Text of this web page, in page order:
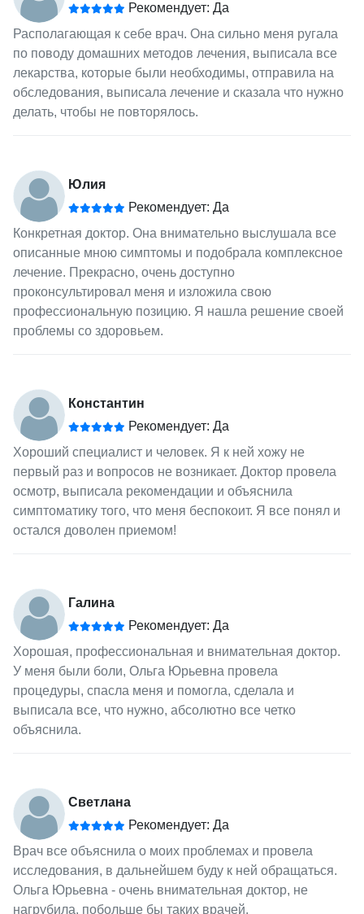
Рекомендует: Да
Располагающая к себе врач. Она сильно меня ругала
по поводу домашних методов лечения, выписала все
лекарства, которые были необходимы, отправила на
обследования, выписала лечение и сказала что нужно
делать, чтобы не повторялось.
Юлия
Рекомендует: Да
Конкретная доктор. Она внимательно выслушала все
описанные мною симптомы и подобрала комплексное
лечение. Прекрасно, очень доступно
проконсультировал меня и изложила свою
профессиональную позицию. Я нашла решение своей
проблемы со здоровьем.
Константин
Рекомендует: Да
Хороший специалист и человек. Я к ней хожу не
первый раз и вопросов не возникает. Доктор провела
осмотр, выписала рекомендации и объяснила
симптоматику того, что меня беспокоит. Я все понял и
остался доволен приемом!
Галина
Рекомендует: Да
Хорошая, профессиональная и внимательная доктор.
У меня были боли, Ольга Юрьевна провела
процедуры, спасла меня и помогла, сделала и
выписала все, что нужно, абсолютно все четко
объяснила.
Светлана
Рекомендует: Да
Врач все объяснила о моих проблемах и провела
исследования, в дальнейшем буду к ней обращаться.
Ольга Юрьевна - очень внимательная доктор, не
нагрубила, побольше бы таких врачей.